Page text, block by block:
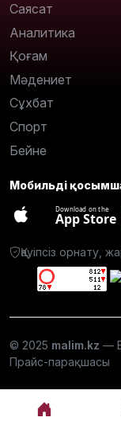
Саясат
Аналитика
Қоғам
Мәдениет
Сұхбат
Спорт
Бейне
Мобильді
Download on the
App Store
Қауіпсіз орнату,
© 2025 malim.kz —
Прайс-парақшасы